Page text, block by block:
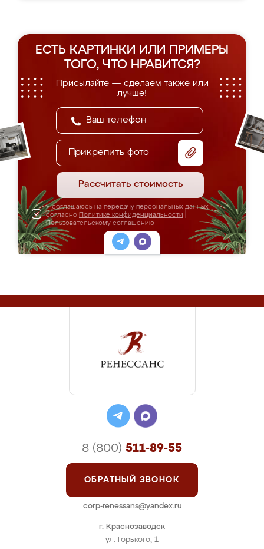
ЕСТЬ КАРТИНКИ ИЛИ ПРИМЕРЫ
ТОГО, ЧТО НРАВИТСЯ?
Присылайте — сделаем также или
лучше!
Прикрепить фото
Рассчитать стоимость
Я соглашаюсь на передачу персональных данных
согласно Политике конфиденциальности
Пользовательскому соглашению
г. Краснозаводск
ул. Горького, 1
8 (800) 511-89-55
ОБРАТНЫЙ ЗВОНОК
corp-renessans@yandex.ru